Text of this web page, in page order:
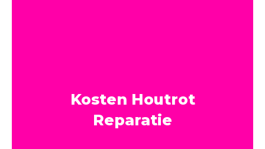
Kosten Houtrot
Reparatie